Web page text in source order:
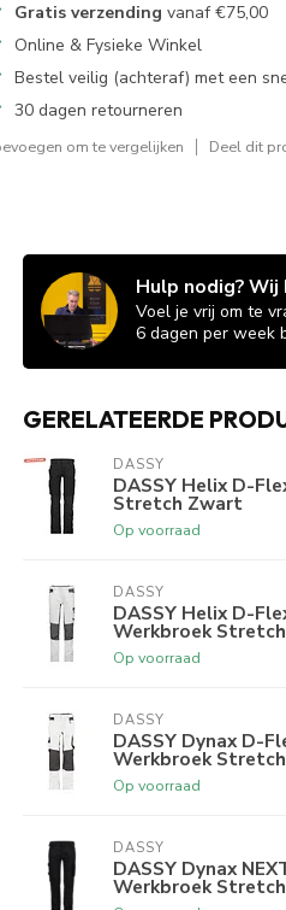
Gratis verzending vanaf€75,00
Online & Fysieke Winkel
Bestel veilig (achteraf) met een
30 dagen retourneren
om te vergelijken Deel dit
Hulp nodig? Wij
Voel je vrij om te
6 dagen per week
GERELATEERDE
DASSY
DASSY Helix D-
Stretch Zwart
Op voorraad
DASSY
DASSY Helix D-
Werkbroek Stretch
Op voorraad
DASSY
DASSY Dynax D-
Werkbroek Stretch
Op voorraad
DASSY
DASSY Dynax
Werkbroek